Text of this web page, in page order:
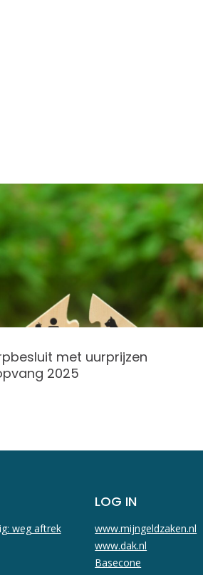
met uurprijzen
2025
weg aftrek
LOG IN
www.mijngeldzaken.nl
www.dak.nl
Basecone